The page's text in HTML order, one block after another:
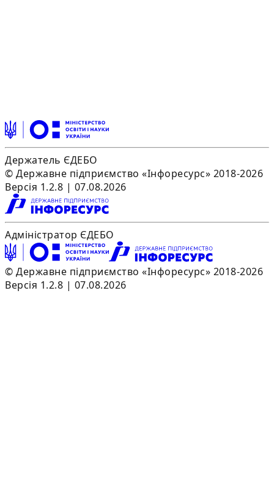
Держатель ЄДЕБО
© Державне підприємство «Інфоресурс» 2018-2026
Версія 1.2.8 | 07.08.2026
Адміністратор ЄДЕБО
© Державне підприємство «Інфоресурс» 2018-2026
Версія 1.2.8 | 07.08.2026